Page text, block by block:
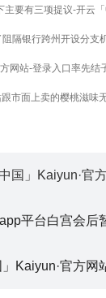
主要有三项提议-开云
国」Kaiyun·官
平台白宫会后
Kaiyun·官方网